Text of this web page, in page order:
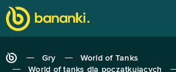
Gry
World of Tanks
World of tanks dla początkujących